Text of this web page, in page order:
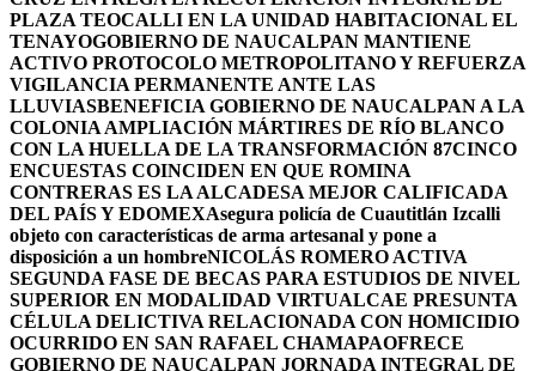
PLAZA TEOCALLI EN LA UNIDAD HABITACIONAL EL
TENAYOGOBIERNO DE NAUCALPAN MANTIENE
ACTIVO PROTOCOLO METROPOLITANO Y REFUERZA
VIGILANCIA PERMANENTE ANTE LAS
LLUVIASBENEFICIA GOBIERNO DE NAUCALPAN A LA
COLONIA AMPLIACIÓN MÁRTIRES DE RÍO BLANCO
CON LA HUELLA DE LA TRANSFORMACIÓN 87CINCO
ENCUESTAS COINCIDEN EN QUE ROMINA
CONTRERAS ES LA ALCADESA MEJOR CALIFICADA
DEL PAÍS Y EDOMEXAsegura policía de Cuautitlán Izcalli
objeto con características de arma artesanal y pone a
disposición a un hombreNICOLÁS ROMERO ACTIVA
SEGUNDA FASE DE BECAS PARA ESTUDIOS DE NIVEL
SUPERIOR EN MODALIDAD VIRTUALCAE PRESUNTA
CÉLULA DELICTIVA RELACIONADA CON HOMICIDIO
OCURRIDO EN SAN RAFAEL CHAMAPAOFRECE
GOBIERNO DE NAUCALPAN JORNADA INTEGRAL DE